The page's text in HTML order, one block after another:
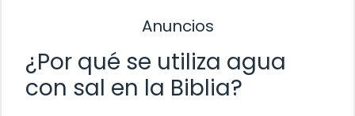
Anuncios
¿Por qué se utiliza agua
con sal en la Biblia?